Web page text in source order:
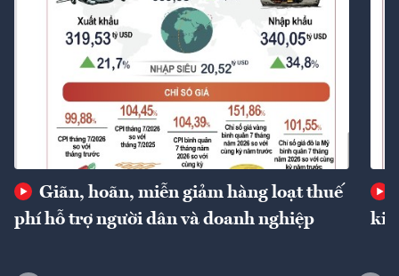
Giãn, hoãn, miễn giảm hàng loạt thuế
phí hỗ trợ người dân và doanh nghiệp